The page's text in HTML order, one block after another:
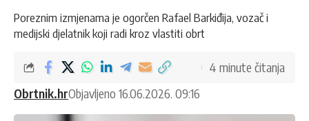
Poreznim izmjenama je ogorčen Rafael Barkiđija, vozač i
medijski djelatnik koji radi kroz vlastiti obrt
Obrtnik.hrObjavljeno 16.06.2026. 09:16
4 minute čitanja